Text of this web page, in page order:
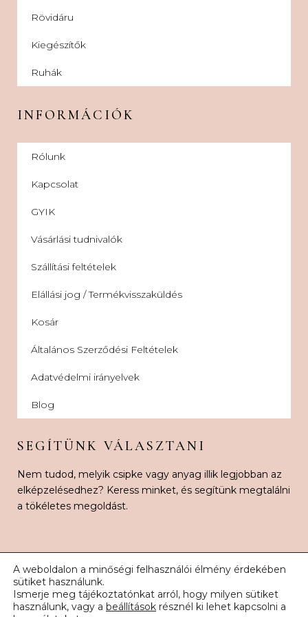
Rövidáru
Kiegészítők
Ruhák
INFORMÁCIÓK
Rólunk
Kapcsolat
GYIK
Vásárlási tudnivalók
Szállítási feltételek
Elállási jog / Termékvisszaküldés
Kosár
Általános Szerződési Feltételek
Adatvédelmi irányelvek
Blog
SEGÍTÜNK VÁLASZTANI
Nem tudod, melyik csipke vagy anyag illik legjobban az
elképzelésedhez? Keress minket, és segítünk megtalálni
a tökéletes megoldást.
© 2026 Karnak Esküvői Csipke. Minden jog fenntartva.
A weboldalon a minőségi felhasználói élmény érdekében
sütiket használunk.
Ismerje meg tájékoztatónkat arról, hogy milyen sütiket
használunk, vagy a beállítások résznél ki lehet kapcsolni a